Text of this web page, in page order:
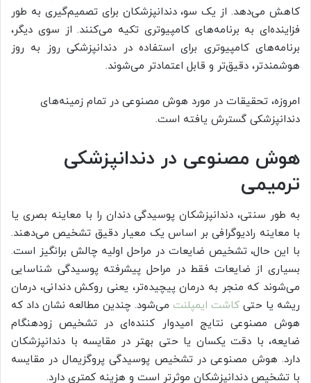
کاهش می‌دهد. از یک سو، دندانپزشکان برای تصمیم‌گیری به طور
فزاینده‌ای به برنامه‌های کامپیوتری تکیه می‌کنند. از سوی دیگر،
برنامه‌های کامپیوتری برای استفاده در دندانپزشکی روز به روز
هوشمندتر، دقیق‌تر و قابل اعتمادتر می‌شوند.
امروزه، تحقیقات در مورد هوش مصنوعی در تمام زمینه‌های
دندانپزشکی گسترش یافته است.
هوش مصنوعی در دندانپزشکی
ترمیمی
به طور سنتی، دندانپزشکان پوسیدگی دندان را با معاینه بصری یا
با معاینه رادیوگرافی بر اساس یک معیار دقیق تشخیص می‌دهند.
با این حال، تشخیص ضایعات در مراحل اولیه چالش برانگیز است.
بسیاری از ضایعات فقط در مراحل پیشرفته پوسیدگی شناسایی
می‌شوند که منجر به درمان پیچیده‌تر، یعنی روکش دندانی، درمان
ریشه یا حتی کاشت ایمپلنت می‌شود. چندین مطالعه نشان داد که
هوش مصنوعی نتایج امیدوار کننده‌ای در تشخیص زودهنگام
ضایعه، با دقت یکسان یا حتی بهتر در مقایسه با دندانپزشکان
دارد. هوش مصنوعی در تشخیص پوسیدگی پروگزیمال در مقایسه
با تشخیص دندانپزشکان موثرتر است و هزینه کمتری دارد.